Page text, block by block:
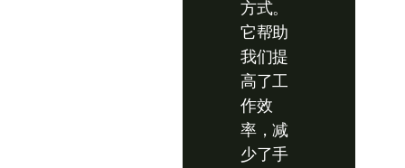
方式。
它帮助
我们提
高了工
作效
率，减
少了手